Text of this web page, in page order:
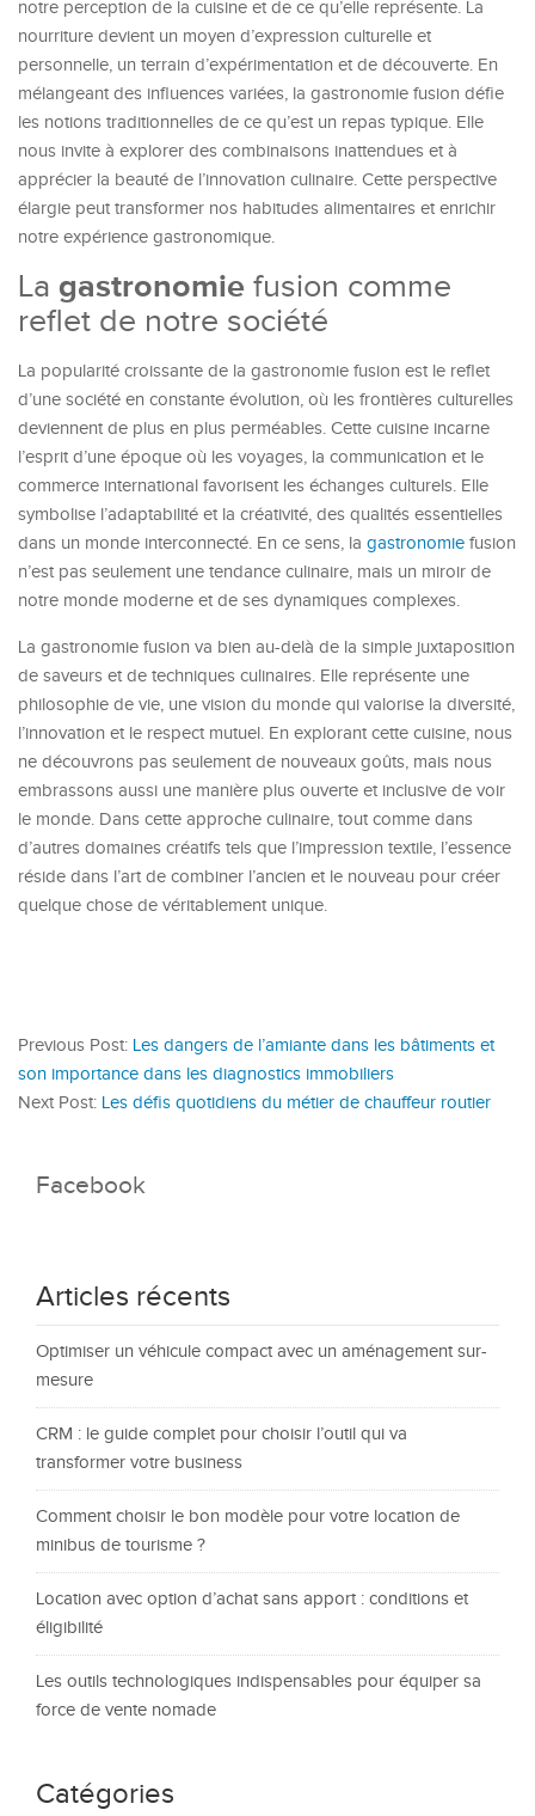
notre perception de la cuisine et de ce qu’elle représente. La
nourriture devient un moyen d’expression culturelle et
personnelle, un terrain d’expérimentation et de découverte. En
mélangeant des influences variées, la gastronomie fusion défie
les notions traditionnelles de ce qu’est un repas typique. Elle
nous invite à explorer des combinaisons inattendues et à
apprécier la beauté de l’innovation culinaire. Cette perspective
élargie peut transformer nos habitudes alimentaires et enrichir
notre expérience gastronomique.
La gastronomie fusion comme
reflet de notre société
La popularité croissante de la gastronomie fusion est le reflet
d’une société en constante évolution, où les frontières culturelles
deviennent de plus en plus perméables. Cette cuisine incarne
l’esprit d’une époque où les voyages, la communication et le
commerce international favorisent les échanges culturels. Elle
symbolise l’adaptabilité et la créativité, des qualités essentielles
dans un monde interconnecté. En ce sens, la gastronomie fusion
n’est pas seulement une tendance culinaire, mais un miroir de
notre monde moderne et de ses dynamiques complexes.
La gastronomie fusion va bien au-delà de la simple juxtaposition
de saveurs et de techniques culinaires. Elle représente une
philosophie de vie, une vision du monde qui valorise la diversité,
l’innovation et le respect mutuel. En explorant cette cuisine, nous
ne découvrons pas seulement de nouveaux goûts, mais nous
embrassons aussi une manière plus ouverte et inclusive de voir
le monde. Dans cette approche culinaire, tout comme dans
d’autres domaines créatifs tels que l’impression textile, l’essence
réside dans l’art de combiner l’ancien et le nouveau pour créer
quelque chose de véritablement unique.
Previous Post: Les dangers de l’amiante dans les bâtiments et
son importance dans les diagnostics immobiliers
Next Post: Les défis quotidiens du métier de chauffeur routier
Facebook
Articles récents
Optimiser un véhicule compact avec un aménagement sur-
mesure
CRM : le guide complet pour choisir l’outil qui va
transformer votre business
Comment choisir le bon modèle pour votre location de
minibus de tourisme ?
Location avec option d’achat sans apport : conditions et
éligibilité
Les outils technologiques indispensables pour équiper sa
force de vente nomade
Catégories